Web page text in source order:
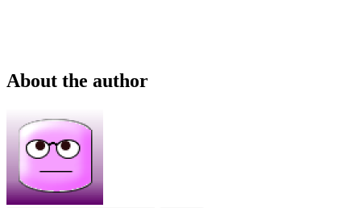
About the author